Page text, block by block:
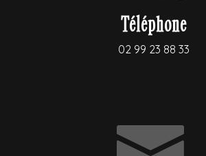
Téléphone
02 99 23 88 33